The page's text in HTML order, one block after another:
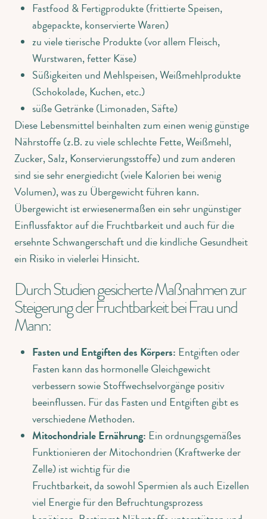
Fastfood & Fertigprodukte (frittierte Speisen,
abgepackte, konservierte Waren)
zu viele tierische Produkte (vor allem Fleisch,
Wurstwaren, fetter Käse)
Süßigkeiten und Mehlspeisen, Weißmehlprodukte
(Schokolade, Kuchen, etc.)
süße Getränke (Limonaden, Säfte)
Diese Lebensmittel beinhalten zum einen wenig günstige
Nährstoffe (z.B. zu viele schlechte Fette, Weißmehl,
Zucker, Salz, Konservierungsstoffe) und zum anderen
sind sie sehr energiedicht (viele Kalorien bei wenig
Volumen), was zu Übergewicht führen kann.
Übergewicht ist erwiesenermaßen ein sehr ungünstiger
Einflussfaktor auf die Fruchtbarkeit und auch für die
ersehnte Schwangerschaft und die kindliche Gesundheit
ein Risiko in vielerlei Hinsicht.
Durch Studien gesicherte Maßnahmen zur
Steigerung der Fruchtbarkeit bei Frau und
Mann:
Fasten und Entgiften des Körpers: Entgiften oder
Fasten kann das hormonelle Gleichgewicht
verbessern sowie Stoffwechselvorgänge positiv
beeinflussen. Für das Fasten und Entgiften gibt es
verschiedene Methoden.
Mitochondriale Ernährung: Ein ordnungsgemäßes
Funktionieren der Mitochondrien (Kraftwerke der
Zelle) ist wichtig für die
Fruchtbarkeit, da sowohl Spermien als auch Eizellen
viel Energie für den Befruchtungsprozess